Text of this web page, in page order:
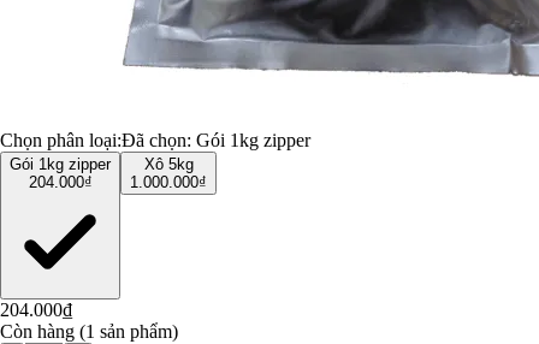
Chọn phân loại:Đã chọn: Gói 1kg zipper
Gói 1kg zipper
204.000₫
Xô 5kg
1.000.000₫
204.000₫
Còn hàng (1 sản phẩm)